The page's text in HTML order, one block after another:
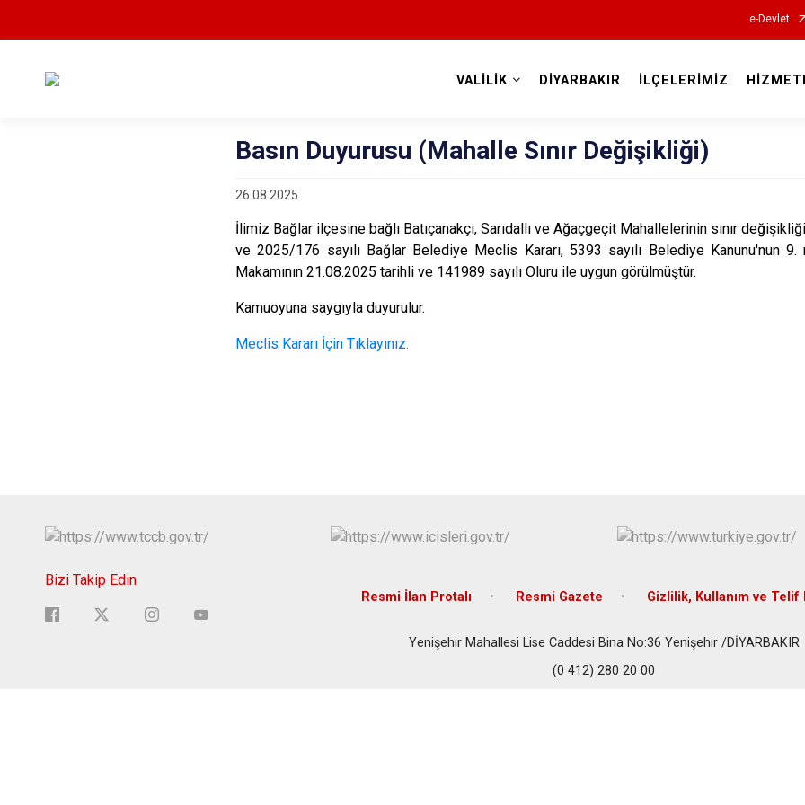
e-Devlet
VALİLİK DİYARBAKIR İLÇELERİMİZ
Basın Duyurusu (Mahalle Sınır Değişikliği)
26.08.2025
İlimiz Bağlar ilçesine bağlı Batıçanakçı, Sarıdallı ve Ağaçgeçit Mahallelerinin sınır
ve 2025/176 sayılı Bağlar Belediye Meclis Kararı, 5393 sayılı Belediye Kanunu'nun
Makamının 21.08.2025 tarihli ve 141989 sayılı Oluru ile uygun görülmüştür.
Kamuoyuna saygıyla duyurulur.
Meclis Kararı İçin Tıklayınız.
Bizi Takip Edin
Resmi İlan Protalı Resmi Gazete Gizlilik, Kullanım ve Telif
Yenişehir Mahallesi Lise Caddesi Bina No:36 Yenişehir /DİYARBAKIR
(0 412) 280 20 00